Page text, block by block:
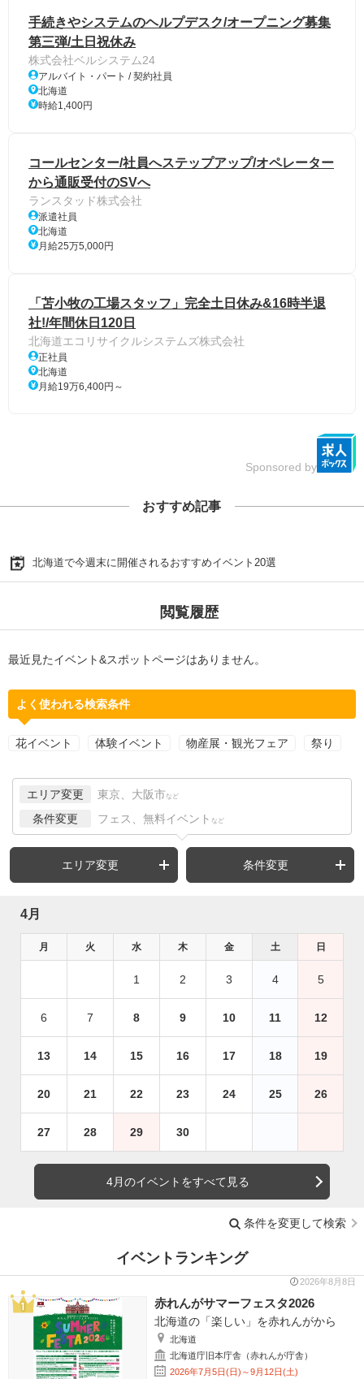
手続きやシステムのヘルプデスク/オープニング募集
第三弾/土日祝休み
株式会社ベルシステム24
アルバイト・パート / 契約社員
北海道
時給1,400円
コールセンター/社員へステップアップ/オペレーター
から通販受付のSVへ
ランスタッド株式会社
派遣社員
北海道
月給25万5,000円
「苫小牧の工場スタッフ」完全土日休み&16時半退
社!/年間休日120日
北海道エコリサイクルシステムズ株式会社
正社員
北海道
月給19万6,400円～
Sponsored by
おすすめ記事
北海道で今週末に開催されるおすすめイベント20選
閲覧履歴
最近見たイベント&スポットページはありません。
よく使われる検索条件
花イベント 体験イベント 物産展・観光フェア 祭り
エリア変更 東京、大阪市 など
条件変更 フェス、無料イベント など
エリア変更 条件変更
4月
月 火 水 木 金 土 日
1 2 3 4 5
6 7 8 9 10 11 12
13 14 15 16 17 18 19
20 21 22 23 24 25 26
27 28 29 30
4月のイベントをすべて見る
条件を変更して検索
イベントランキング
2026年8月8日
赤れんがサマーフェスタ2026
北海道の「楽しい」を赤れんがから
北海道
北海道庁旧本庁舎（赤れんが庁舎）
2026年7月5日(日)～9月12日(土)